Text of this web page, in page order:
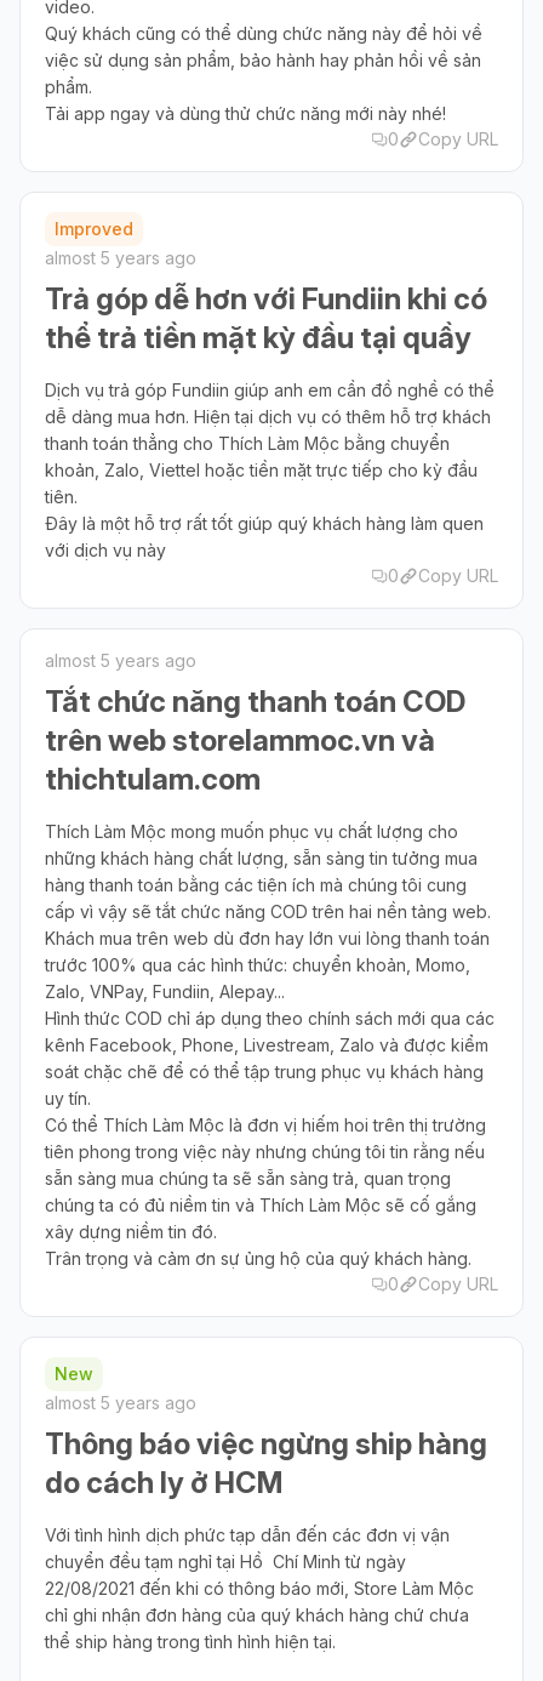
video.
Quý khách cũng có thể dùng chức năng này để hỏi về
việc sử dụng sản phẩm, bảo hành hay phản hồi về sản
phẩm.
Tải app ngay và dùng thử chức năng mới này nhé!
0
Copy URL
Improved
almost 5 years ago
Trả góp dễ hơn với Fundiin khi có
thể trả tiền mặt kỳ đầu tại quầy
Dịch vụ trả góp Fundiin giúp anh em cần đồ nghề có thể
dễ dàng mua hơn. Hiện tại dịch vụ có thêm hỗ trợ khách
thanh toán thẳng cho Thích Làm Mộc bằng chuyển
khoản, Zalo, Viettel hoặc tiền mặt trực tiếp cho kỳ đầu
tiên.
Đây là một hỗ trợ rất tốt giúp quý khách hàng làm quen
với dịch vụ này
0
Copy URL
almost 5 years ago
Tắt chức năng thanh toán COD
trên web storelammoc.vn và
thichtulam.com
Thích Làm Mộc mong muốn phục vụ chất lượng cho
những khách hàng chất lượng, sẵn sàng tin tưởng mua
hàng thanh toán bằng các tiện ích mà chúng tôi cung
cấp vì vậy sẽ tắt chức năng COD trên hai nền tảng web.
Khách mua trên web dù đơn hay lớn vui lòng thanh toán
trước 100% qua các hình thức: chuyển khoản, Momo,
Zalo, VNPay, Fundiin, Alepay...
Hình thức COD chỉ áp dụng theo chính sách mới qua các
kênh Facebook, Phone, Livestream, Zalo và được kiểm
soát chặc chẽ để có thể tập trung phục vụ khách hàng
uy tín.
Có thể Thích Làm Mộc là đơn vị hiếm hoi trên thị trường
tiên phong trong việc này nhưng chúng tôi tin rằng nếu
sẵn sàng mua chúng ta sẽ sẵn sàng trả, quan trọng
chúng ta có đủ niềm tin và Thích Làm Mộc sẽ cố gắng
xây dựng niềm tin đó.
Trân trọng và cảm ơn sự ủng hộ của quý khách hàng.
0
Copy URL
New
almost 5 years ago
Thông báo việc ngừng ship hàng
do cách ly ở HCM
Với tình hình dịch phức tạp dẫn đến các đơn vị vận
chuyển đều tạm nghỉ tại Hồ Chí Minh từ ngày
22/08/2021 đến khi có thông báo mới, Store Làm Mộc
chỉ ghi nhận đơn hàng của quý khách hàng chứ chưa
thể ship hàng trong tình hình hiện tại.